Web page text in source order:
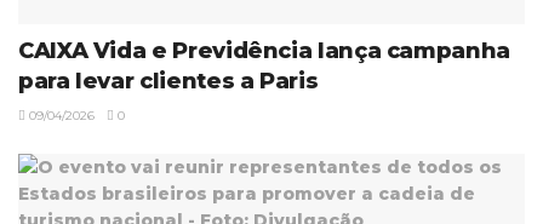
CAIXA Vida e Previdência lança campanha
para levar clientes a Paris
09/04/2026 0